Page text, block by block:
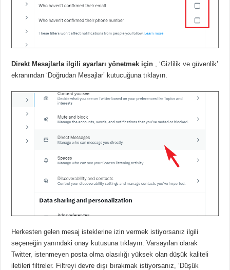
Direkt Mesajlarla ilgili ayarları yönetmek için , ‘Gizlilik ve güvenlik’
ekranından ‘Doğrudan Mesajlar’ kutucuğuna tıklayın.
Herkesten gelen mesaj isteklerine izin vermek istiyorsanız ilgili
seçeneğin yanındaki onay kutusuna tıklayın.Varsayılan olarak
Twitter, istenmeyen posta olma olasılığı yüksek olan düşük kaliteli
iletileri filtreler. Filtreyi devre dışı bırakmak istiyorsanız, ‘Düşük